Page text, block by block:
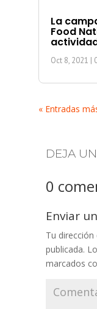
La
Food
Oct 8, 2021 |
« Entradas
DEJA
0
Enviar
Tu
publicada.
marcados